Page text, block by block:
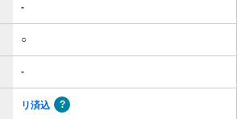
-
○
-
リ済込